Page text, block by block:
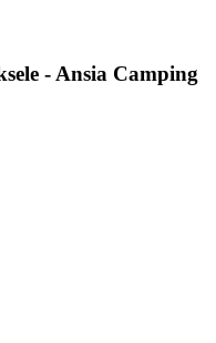
- Ansia Camping